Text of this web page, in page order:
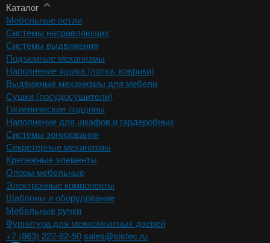
Каталог
Мебельные петли
Системы направляющих
Системы выдвижения
Подъемные механизмы
Наполнение ящика (лотки, коврики)
Выдвижные механизмы для мебели
Сушки (посудосушители)
Гигиенические поддоны
Наполнение для шкафов и гардеробных
Системы зонирования
Секретерные механизмы
Крепежные элементы
Опоры мебельные
Электронные компоненты
Шаблоны и оборудование
Мебельные ручки
Фурнитура для межкомнатных дверей
+7 (863) 222-82-50sales@sistec.ru